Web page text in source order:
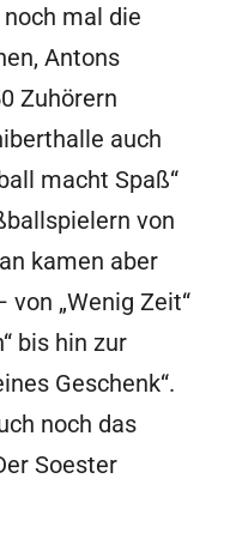
mal die
Antons
Zuhörern
auch
macht Spaß“
von
kamen aber
„Wenig Zeit“
bis hin zur
Geschenk“.
noch das
Soester